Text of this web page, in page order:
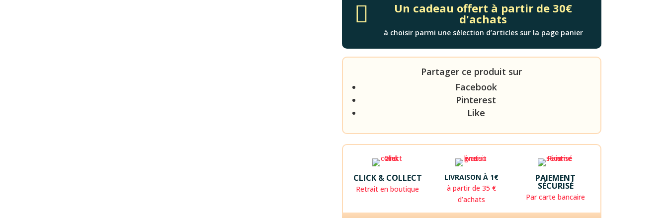
 Un cadeau offert à partir de 30€
d'achats
à choisir parmi une sélection d’articles sur la page panier
Partager ce produit sur
Facebook
Pinterest
Like
CLICK & COLLECT
Retrait en boutique
LIVRAISON À 1€
à partir de 35 €
d’achats
PAIEMENT
SÉCURISÉ
Par carte bancaire